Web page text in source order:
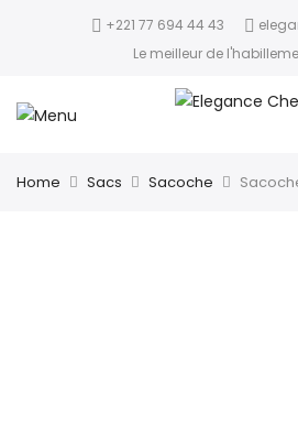
+221 77 694 44 43
Le meilleur de
Home Sacs Sacoche